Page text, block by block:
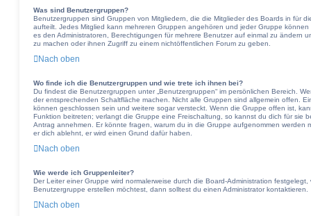
Was sind Benutzergruppen?
Benutzergruppen sind Gruppen von Mitgliedern, die die Mitglieder des Boards in für
aufteilt. Jedes Mitglied kann mehreren Gruppen angehören und jeder Gruppe
es den Administratoren, Berechtigungen für mehrere Benutzer auf einmal zu ändern
zu machen oder ihnen Zugriff zu einem nichtöffentlichen Forum zu geben.
Nach oben
Wo finde ich die Benutzergruppen und wie trete ich ihnen bei?
Du findest die Benutzergruppen unter „Benutzergruppen“ im persönlichen Bereich.
der entsprechenden Schaltfläche machen. Nicht alle Gruppen sind allgemein offen.
können geschlossen sein und weitere sogar versteckt. Wenn die Gruppe offen ist,
Funktion beitreten; verlangt die Gruppe eine Freischaltung, so kannst du dich für sie
Antrag annehmen. Er könnte fragen, warum du in die Gruppe aufgenommen werden
er dich ablehnt, er wird einen Grund dafür haben.
Nach oben
Wie werde ich Gruppenleiter?
Der Leiter einer Gruppe wird normalerweise durch die Board-Administration
Benutzergruppe erstellen möchtest, dann solltest du einen Administrator kontaktieren.
Nach oben